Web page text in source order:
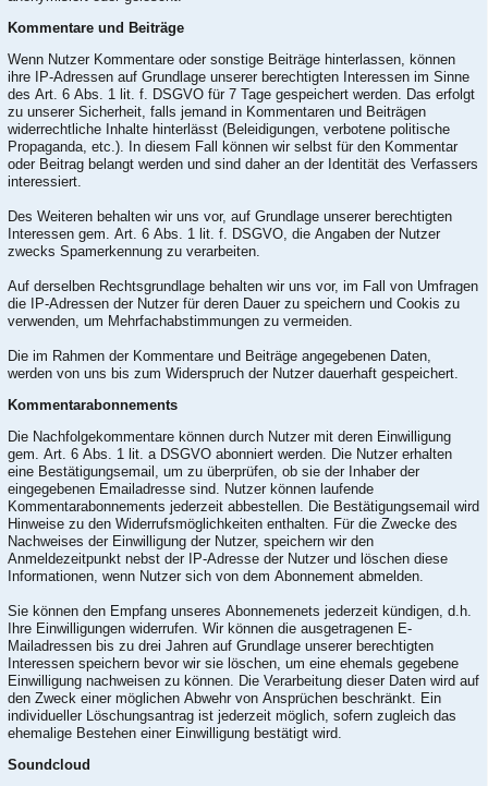
Kommentare und Beiträge
Wenn Nutzer Kommentare oder sonstige Beiträge hinterlassen, können
ihre IP-Adressen auf Grundlage unserer berechtigten Interessen im Sinne
des Art. 6 Abs. 1 lit. f. DSGVO für 7 Tage gespeichert werden. Das erfolgt
zu unserer Sicherheit, falls jemand in Kommentaren und Beiträgen
widerrechtliche Inhalte hinterlässt (Beleidigungen, verbotene politische
Propaganda, etc.). In diesem Fall können wir selbst für den Kommentar
oder Beitrag belangt werden und sind daher an der Identität des Verfassers
interessiert.
Des Weiteren behalten wir uns vor, auf Grundlage unserer berechtigten
Interessen gem. Art. 6 Abs. 1 lit. f. DSGVO, die Angaben der Nutzer
zwecks Spamerkennung zu verarbeiten.
Auf derselben Rechtsgrundlage behalten wir uns vor, im Fall von Umfragen
die IP-Adressen der Nutzer für deren Dauer zu speichern und Cookis zu
verwenden, um Mehrfachabstimmungen zu vermeiden.
Die im Rahmen der Kommentare und Beiträge angegebenen Daten,
werden von uns bis zum Widerspruch der Nutzer dauerhaft gespeichert.
Kommentarabonnements
Die Nachfolgekommentare können durch Nutzer mit deren Einwilligung
gem. Art. 6 Abs. 1 lit. a DSGVO abonniert werden. Die Nutzer erhalten
eine Bestätigungsemail, um zu überprüfen, ob sie der Inhaber der
eingegebenen Emailadresse sind. Nutzer können laufende
Kommentarabonnements jederzeit abbestellen. Die Bestätigungsemail wird
Hinweise zu den Widerrufsmöglichkeiten enthalten. Für die Zwecke des
Nachweises der Einwilligung der Nutzer, speichern wir den
Anmeldezeitpunkt nebst der IP-Adresse der Nutzer und löschen diese
Informationen, wenn Nutzer sich von dem Abonnement abmelden.
Sie können den Empfang unseres Abonnemenets jederzeit kündigen, d.h.
Ihre Einwilligungen widerrufen. Wir können die ausgetragenen E-
Mailadressen bis zu drei Jahren auf Grundlage unserer berechtigten
Interessen speichern bevor wir sie löschen, um eine ehemals gegebene
Einwilligung nachweisen zu können. Die Verarbeitung dieser Daten wird auf
den Zweck einer möglichen Abwehr von Ansprüchen beschränkt. Ein
individueller Löschungsantrag ist jederzeit möglich, sofern zugleich das
ehemalige Bestehen einer Einwilligung bestätigt wird.
Soundcloud